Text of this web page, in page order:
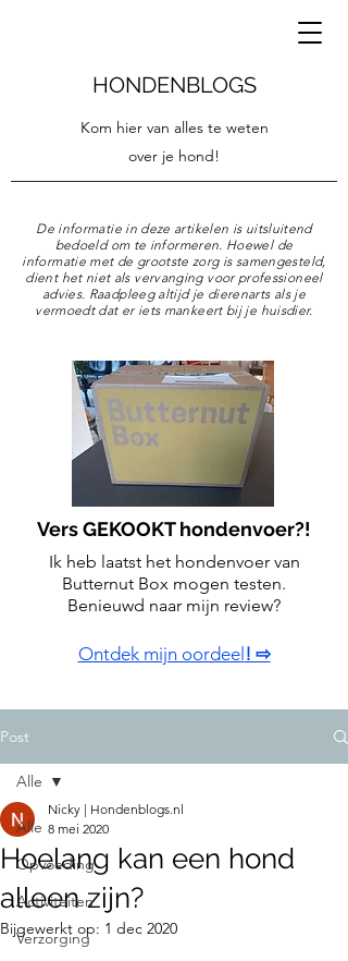
HONDENBLOGS
Kom hier van alles te weten
over je hond!
De informatie in deze artikelen is uitsluitend
bedoeld om te informeren. Hoewel de
informatie met de grootste zorg is samengesteld,
dient het niet als vervanging voor professioneel
advies. Raadpleeg altijd je dierenarts als je
vermoedt dat er iets mankeert bij je huisdier.
Vers GEKOOKT hondenvoer?!
Ik heb laatst het hondenvoer van
Butternut Box mogen testen.
Benieuwd naar mijn review?
Ontdek mijn oordeel ! ⇨
Post
Alle
Opvoeding
Activiteiten
Verzorging
Alle
Hoelang kan een hond
alleen zijn?
Nicky | Hondenblogs.nl
8 mei 2020
Bijgewerkt op: 1 dec 2020